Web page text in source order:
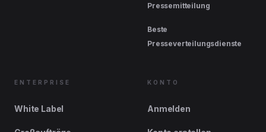
Pressemitteilung
Beste
Presseverteilungsdienste
ENTERPRISE
White Label
KONTO
Anmelden